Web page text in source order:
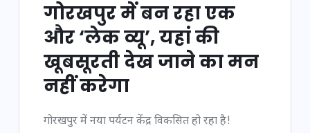
गोरखपुर में बन रहा एक
और ‘लेक व्यू’, यहां की
खूबसूरती देख जाने का मन
नहीं करेगा
गोरखपुर में नया पर्यटन केंद्र विकसित हो रहा है!